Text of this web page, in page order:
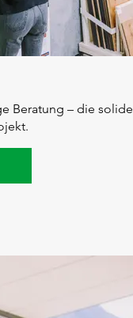
Beratung – die solide